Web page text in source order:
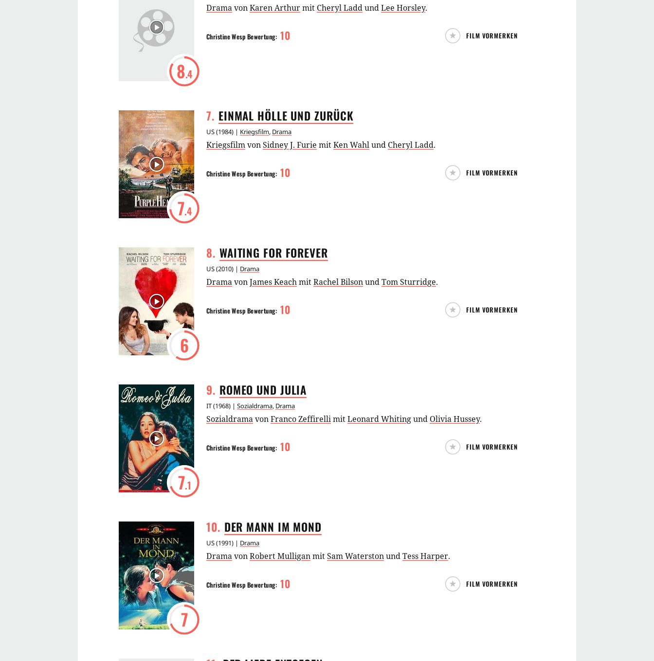
8.4
DramavonKaren Arthurmit Cheryl LaddundLee Horsley.
Christine Wesp Bewertung: 10 FILM VORMERKEN
7. EINMAL HÖLLE UNDZURÜCK
US(1984) | Kriegsfilm, Drama
7.4
KriegsfilmvonSidney J. Furie mitKen Wahlund Cheryl Ladd.
Christine Wesp Bewertung: 10 FILM VORMERKEN
8. WAITING FOR FOREVER
US(2010) | Drama
6
DramavonJames KeachmitRachel BilsonundTom Sturridge.
Christine Wesp Bewertung: 10 FILM VORMERKEN
9. ROMEO UND JULIA
IT(1968) | Sozialdrama, Drama
7.1
SozialdramavonFranco ZeffirellimitLeonard Whitingund Olivia Hussey.
Christine Wesp Bewertung: 10 FILM VORMERKEN
10. DER MANN IM MOND
US(1991) | Drama
7
DramavonRobert MulliganmitSam WaterstonundTess Harper.
Christine Wesp Bewertung: 10 FILM VORMERKEN